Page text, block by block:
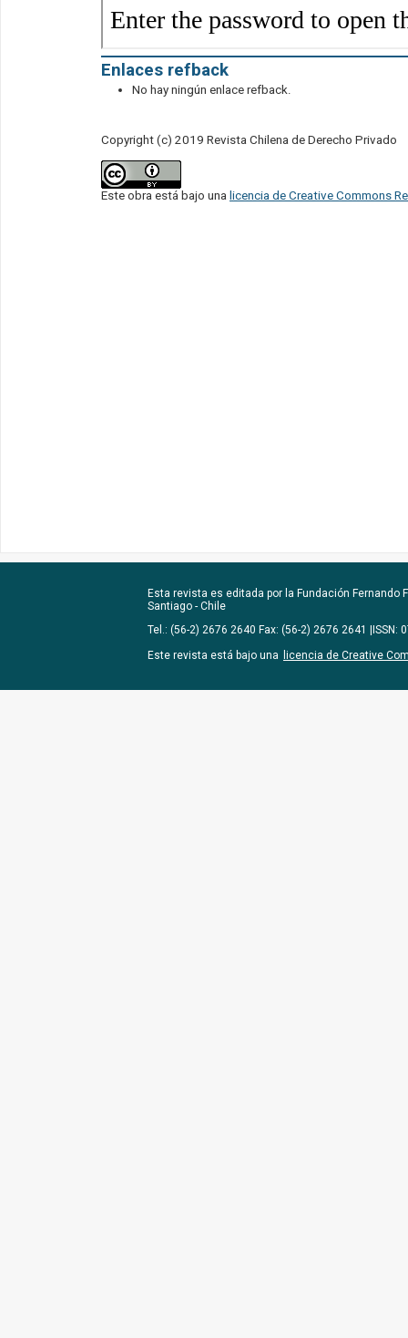
Enlaces refback
No hay ningún enlace refback.
Copyright (c) 2019 Revista Chilena de Derecho Privado
Este obra está bajo una licencia de Creative Commons
Esta revista es editada por la Fundación Fernando
Santiago - Chile
Tel.: (56-2) 2676 2640 Fax: (56-2) 2676 2641 |ISSN:
Este revista está bajo una
licencia de Creative